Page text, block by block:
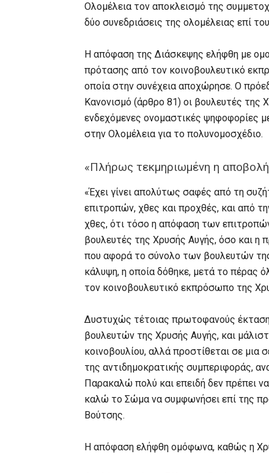
Ολομέλεια τον αποκλεισμό της
δύο συνεδριάσεις της ολομέλειας επί
Η απόφαση της Διάσκεψης ελήφθη με
πρότασης από τον κοινοβουλευτικό
οποία στην συνέχεια αποχώρησε. Ο
Κανονισμό (άρθρο 81) οι βουλευτές της
ενδεχόμενες ονομαστικές ψηφοφορίες
στην Ολομέλεια για το πολυνομοσχέδιο.
«Πλήρως τεκμηριωμένη η
«Έχει γίνει απολύτως σαφές από τη
επιτροπών, χθες και προχθές, και από
χθες, ότι τόσο η απόφαση των
βουλευτές της Χρυσής Αυγής, όσο και η
που αφορά το σύνολο των βουλευτών
κάλυψη, η οποία δόθηκε, μετά το πέρας
τον κοινοβουλευτικό εκπρόσωπο της
Δυστυχώς τέτοιας πρωτοφανούς
βουλευτών της Χρυσής Αυγής, και
κοινοβουλίου, αλλά προστίθεται σε
της αντιδημοκρατικής συμπεριφοράς,
Παρακαλώ πολύ και επειδή δεν πρέπει
καλώ το Σώμα να συμφωνήσει επί της
Βούτσης.
Η απόφαση ελήφθη ομόφωνα, καθώς η